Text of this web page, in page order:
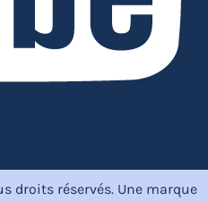
droits réservés. Une marque